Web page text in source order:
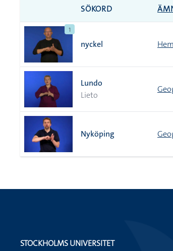
SÖKORD
1
nyckel
Lundo
Lieto
Nyköping
STOCKHOLMS UNIVERSITET